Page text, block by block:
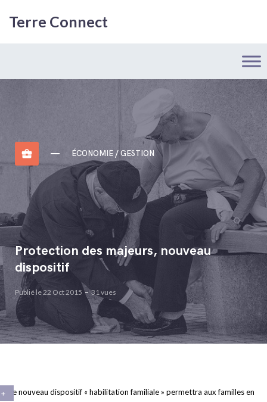
Terre Connect
business_center ÉCONOMIE / GESTION
Protection des majeurs, nouveau
dispositif
Publié le 22 Oct 2015 31 vues
Le nouveau dispositif « habilitation familiale » permettra aux familles en